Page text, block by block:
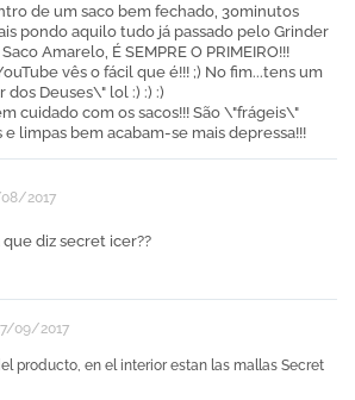
de um saco bem fechado, 30minutos
pondo aquilo tudo já passado pelo Grinder
Amarelo, É SEMPRE O PRIMEIRO!!!
vês o fácil que é!!! ;) No fim...tens um
Deuses\" lol :) :) :)
cuidado com os sacos!!! São \"frágeis\"
e limpas bem acabam-se mais depressa!!!
2017
diz secret icer??
09/2017
producto, en el interior estan las mallas Secret